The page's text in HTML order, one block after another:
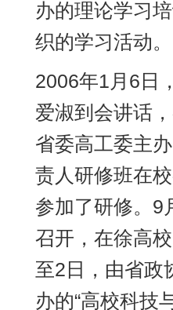
办的理论学习
织的学习活动。
2006年1月6日
爱淑到会讲话
省委高工委主
责人研修班在
参加了研修。9
召开，在徐高
至2日，由省政
办的“高校科技